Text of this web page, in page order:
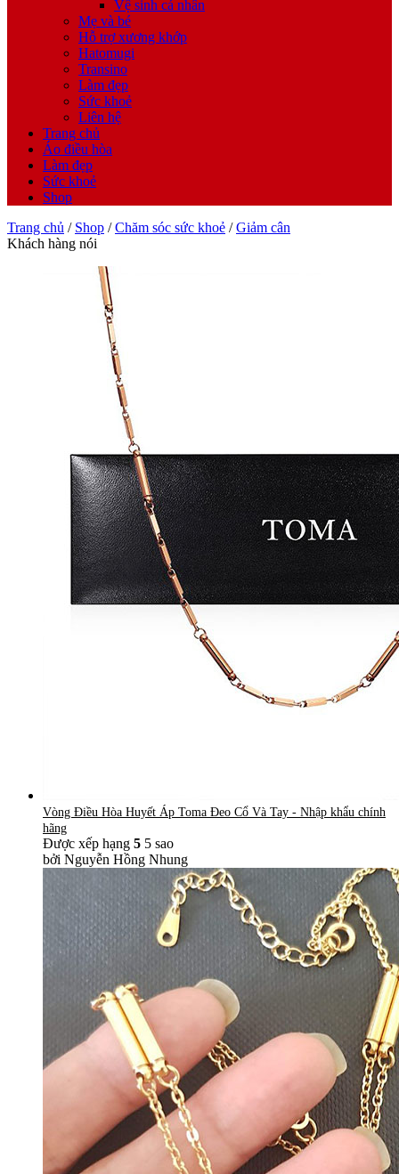
Vệ sinh cá nhân
Mẹ và bé
Hỗ trợ xương khớp
Hatomugi
Transino
Làm đẹp
Sức khoẻ
Liên hệ
Trang chủ
Áo điều hòa
Làm đẹp
Sức khoẻ
Shop
Trang chủ / Shop / Chăm sóc sức khoẻ / Giảm cân
Khách hàng nói
Vòng Điều Hòa Huyết Áp Toma Đeo Cổ Và Tay - Nhập khẩu chính
hãng
Được xếp hạng 5 5 sao
bởi Nguyễn Hồng Nhung